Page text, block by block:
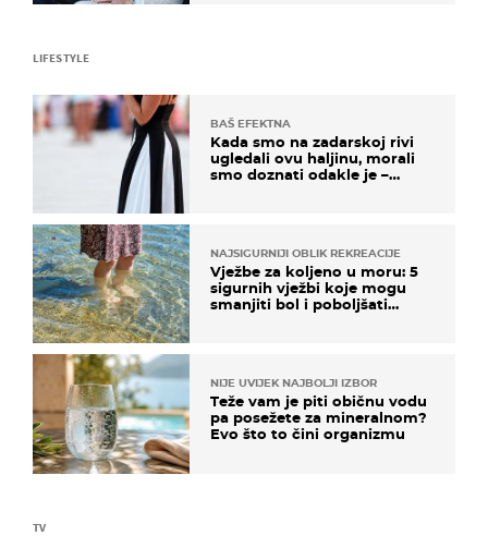
TV
LIFESTYLE
BAŠ EFEKTNA
Kada smo na zadarskoj rivi
ugledali ovu haljinu, morali
smo doznati odakle je –
NAJSIGURNIJI OBLIK REKREACIJE
Vježbe za koljeno u moru: 5
sigurnih vježbi koje mogu
smanjiti bol i poboljšati
NIJE UVIJEK NAJBOLJI IZBOR
Teže vam je piti običnu vodu
pa posežete za mineralnom?
Evo što to čini organizmu